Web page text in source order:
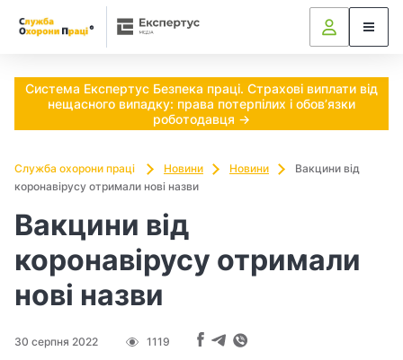
Система Експертус Безпека праці. Страхові виплати від
нещасного випадку: права потерпілих і обов’язки
роботодавця →
Служба охорони праці Новини Новини
Вакцини від
коронавірусу отримали нові назви
Вакцини від
коронавірусу отримали
нові назви
30 серпня 2022 1119
Ч
о
т
р
н